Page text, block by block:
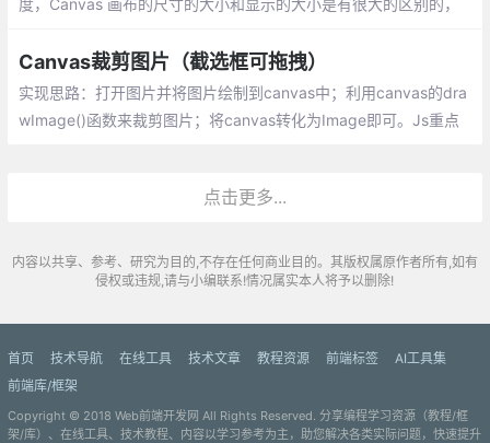
闭合现有路径来开始一条新路径
Canvas裁剪图片（截选框可拖拽）
实现思路：打开图片并将图片绘制到canvas中；利用canvas的dra
wImage()函数来裁剪图片；将canvas转化为Image即可。Js重点
点击更多...
内容以共享、参考、研究为目的,不存在任何商业目的。其版权属原作者所有,如有
侵权或违规,请与小编联系!情况属实本人将予以删除!
首页 技术导航 在线工具 技术文章 教程资源 前端标签
AI工具集
前端库/框架